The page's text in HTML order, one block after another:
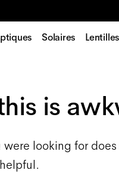
Solaires
is
were looking for